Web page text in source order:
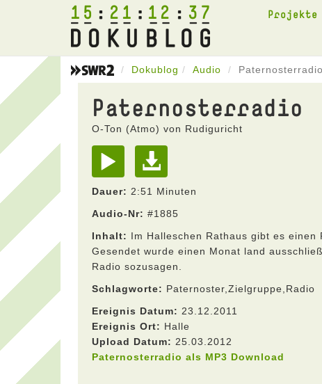
15 21 12 37 Projekte
Dokublog Audio Paternosterradio
Paternosterradio
O-Ton (Atmo) von Rudiguricht
Dauer: 2:51 Minuten
Audio-Nr: #1885
Inhalt: Im Halleschen Rathaus gibt es
Gesendet wurde einen Monat land
Radio sozusagen.
Schlagworte: Paternoster,Zielgruppe,Radio
Ereignis Datum: 23.12.2011
Ereignis Ort: Halle
Upload Datum: 25.03.2012
Paternosterradio als MP3 Download